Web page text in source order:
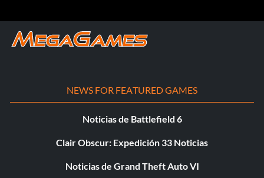
NEWS FOR FEATURED GAMES
Noticias de Battlefield 6
Clair Obscur: Expedición 33 Noticias
Noticias de Grand Theft Auto VI